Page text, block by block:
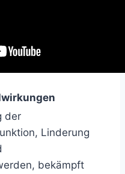
der
Linderung
bekämpft